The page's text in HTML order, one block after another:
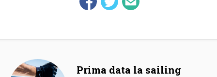
Prima data la sailing